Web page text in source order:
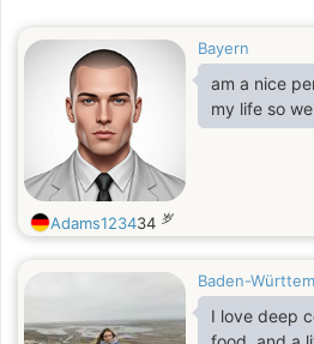
Bayern
am a nice
my life so
Adams123434 岁
Baden-
I love deep